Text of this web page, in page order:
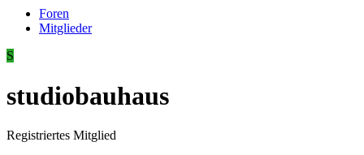
Foren
Mitglieder
S
studiobauhaus
Registriertes Mitglied